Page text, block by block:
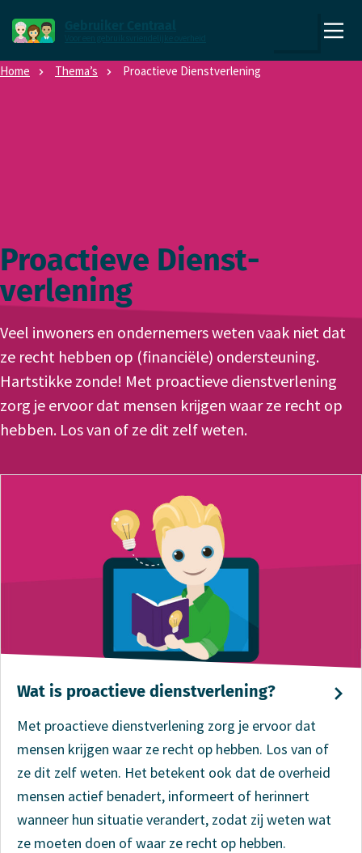
naar
de
Home Thema’s Proactieve Dienst­verlening
Proactieve Dienst­
verlening
Veel inwoners en ondernemers weten vaak niet dat
ze recht hebben op (financiële) ondersteuning.
Hartstikke zonde! Met proactieve dienstverlening
zorg je ervoor dat mensen krijgen waar ze recht op
hebben. Los van of ze dit zelf weten.
Wat is proactieve dienstverlening?
Met proactieve dienstverlening zorg je ervoor dat
mensen krijgen waar ze recht op hebben. Los van of
ze dit zelf weten. Het betekent ook dat de overheid
mensen actief benadert, informeert of herinnert
wanneer hun situatie verandert, zodat zij weten wat
ze moeten doen of waar ze recht op hebben.